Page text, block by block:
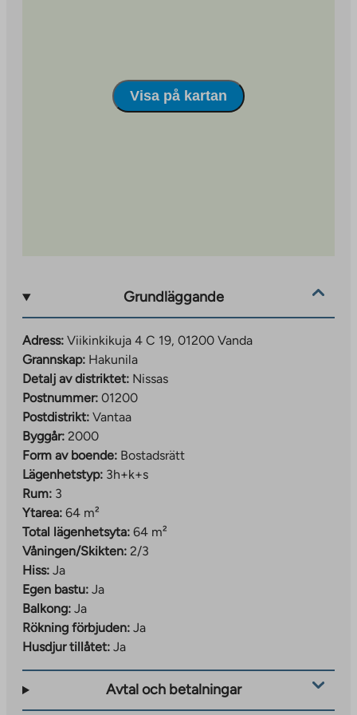
Visa på kartan
Grundläggande
Adress: Viikinkikuja 4 C 19, 01200 Vanda
Grannskap: Hakunila
Detalj av distriktet: Nissas
Postnummer: 01200
Postdistrikt: Vantaa
Byggår: 2000
Form av boende: Bostadsrätt
Lägenhetstyp: 3h+k+s
Rum: 3
Ytarea: 64 m²
Total lägenhetsyta: 64 m²
Våningen/Skikten: 2/3
Hiss: Ja
Egen bastu: Ja
Balkong: Ja
Rökning förbjuden: Ja
Husdjur tillåtet: Ja
Avtal och betalningar